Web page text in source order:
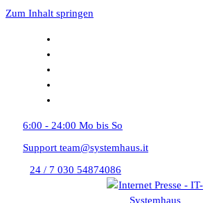
Zum Inhalt springen
6:00 - 24:00 Mo bis So
Support team@systemhaus.it
24 / 7 030 54874086